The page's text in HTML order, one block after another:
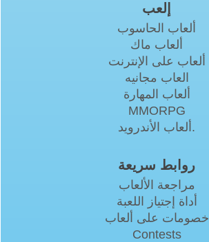
إلعب
ألعاب الحاسوب
ألعاب ماك
ألعاب على الإنترنت
العاب مجانيه
ألعاب المهارة
MMORPG
ألعاب الأندرويد.
روابط سريعة
مراجعة الألعاب
أداة إجتياز اللعبة
خصومات على ألعاب
Contests